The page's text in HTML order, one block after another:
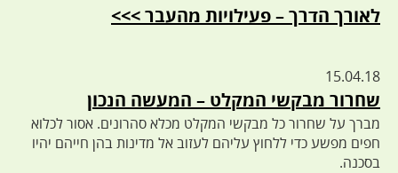
לאורך הדרך – פעילויות מהעבר >>>
15.04.18
שחרור מבקשי המקלט – המעשה הנכון
מברך על שחרור כל מבקשי המקלט מכלא סהרונים. אסור לכלוא
חפים מפשע כדי ללחוץ עליהם לעזוב אל מדינות בהן חייהם יהיו
בסכנה.